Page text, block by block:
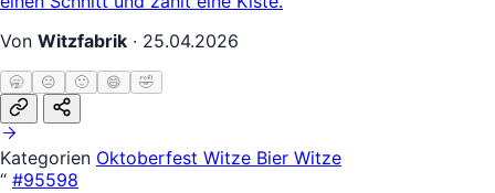
Von Witzfabrik · 25.04.2026
🥱 😐 🙂 😄 🤣
Kategorien Oktoberfest Witze Bier Witze
“ #95598